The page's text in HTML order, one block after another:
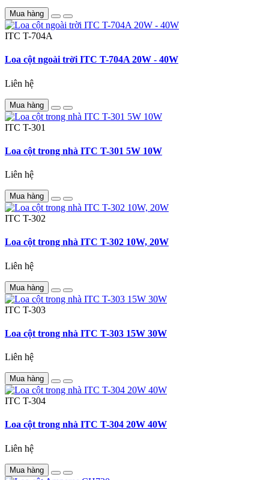
Mua hàng
ITC T-704A
Loa cột ngoài trời ITC T-704A 20W - 40W
Liên hệ
Mua hàng
ITC T-301
Loa cột trong nhà ITC T-301 5W 10W
Liên hệ
Mua hàng
ITC T-302
Loa cột trong nhà ITC T-302 10W, 20W
Liên hệ
Mua hàng
ITC T-303
Loa cột trong nhà ITC T-303 15W 30W
Liên hệ
Mua hàng
ITC T-304
Loa cột trong nhà ITC T-304 20W 40W
Liên hệ
Mua hàng